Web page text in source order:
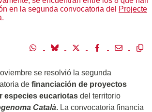
en la segunda convocatoria del Projecte
se resolvió la segunda
de financiación de proyectos
especies eucariotas del territorio
Català. La convocatoria financia